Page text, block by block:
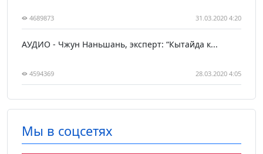
4689873 31.03.2020 4:20
АУДИО - Чжун Наньшань, эксперт: “Кытайда к...
4594369 28.03.2020 4:05
Мы в соцсетях